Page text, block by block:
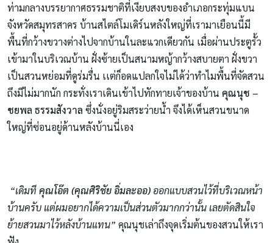
ท่ามกลางบรรยากาศธรรมชาติที่เงียบสงบของอำเภอกระทุ่มแบน
จังหวัดสมุทรสาคร บ้านสไตล์โมเดิร์นหลังใหญ่ที่เรามาเยือนนี้มี
พื้นที่กว้างขวางต่างไปจากบ้านในละแวกเดียวกัน เมื่อผ่านประตูรั้ว
เข้ามาในบริเวณบ้าน ฝั่งซ้ายเป็นสนามหญ้ากว้างสบายตา ฝั่งขวา
เป็นสวนหย่อมที่ดูร่มรื่น เเต่ก็อดแปลกใจไม่ได้ว่าทำไมพื้นที่จัดสวน
ถึงมีไม่มากนัก กระทั่งเราเดินเข้าไปทักทายเจ้าของบ้าน คุณนุช –
ชยพล ธรรมสังวาล ซึ่งนั่งอยู่ริมสระว่ายน้ำ จึงได้เห็นสวนขนาด
ใหญ่ที่ซ่อนอยู่ด้านหลังบ้านนี่เอง
“เดิมทีคุณโอ๊ต(คุณศิริชัย อิ่มละออ) ออกแบบสวนไว้ที่บริเวณหน้า
บ้านครับ แต่ผมอยากได้ความเป็นส่วนตัวมากกว่านั้น เลยตัดสินใจ
ย้ายสวนมาไว้หลังบ้านแทน” คุณนุชเล่าถึงจุดเริ่มต้นของสวนให้เรา